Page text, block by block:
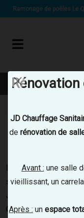
Ramonage de poêles Le
Rénovation
JD Chauffage
de rénovation de
Avant : une salle
vieillissant, un
Après : un espace
Le ramonage est
sécurité et le bon
JD Chauffage Sanitaire
Quesnoy, vous
Panneau de gestion